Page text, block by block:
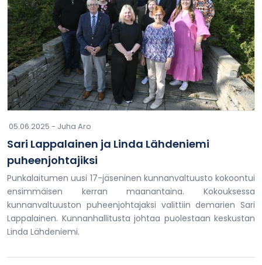
05.06.2025 - Juha Aro
Sari Lappalainen ja Linda Lähdeniemi
puheenjohtajiksi
Punkalaitumen uusi 17-jäseninen kunnanvaltuusto kokoontui
ensimmäisen kerran maanantaina. Kokouksessa
kunnanvaltuuston puheenjohtajaksi valittiin demarien Sari
Lappalainen. Kunnanhallitusta johtaa puolestaan keskustan
Linda Lähdeniemi.